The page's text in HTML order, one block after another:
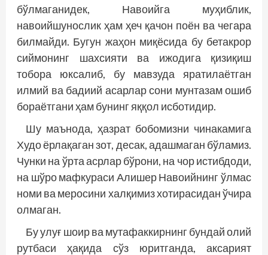
бўлмаганидек, Навоийга муҳиблик,
навоийшунослик ҳам ҳеч қачон поён ва чегара
билмайди. Бугун жаҳон миқёсида бу бетакрор
сиймонинг шахсияти ва ижодига қизиқиш
тобора юксалиб, бу мавзуда яратилаётган
илмий ва бадиий асарлар сони мунтазам ошиб
бораётгани ҳам бунинг яққол исботидир.
Шу маънода, ҳазрат бобомизни чинакамига
Худо ёрлақаган зот, десак, адашмаган бўламиз.
Чунки на ўрта асрлар бўрони, на чор истибдоди,
на шўро мафкураси Алишер Навоийнинг ўлмас
номи ва меросини халқимиз хотирасидан ўчира
олмаган.
Бу улуғ шоир ва мутафаккирнинг бундай олий
рутбаси ҳақида сўз юритганда, аксарият